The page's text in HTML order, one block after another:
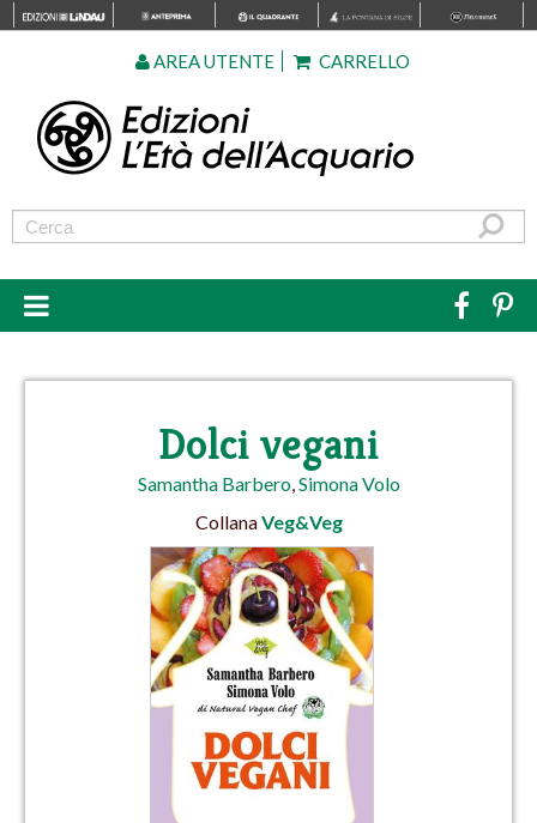
AREA UTENTE CARRELLO
Dolci vegani
Samantha Barbero,Simona Volo
CollanaVeg&Veg